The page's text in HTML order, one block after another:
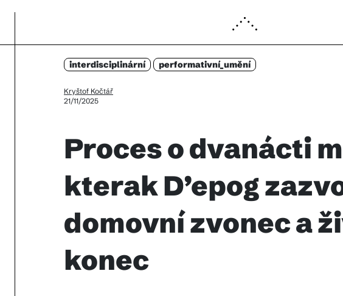
interdisciplinární performativní_ umění
Kryštof Kočtář
21/11/2025
Proces o dvanácti
kterak D’epog
domovní zvonec a
konec